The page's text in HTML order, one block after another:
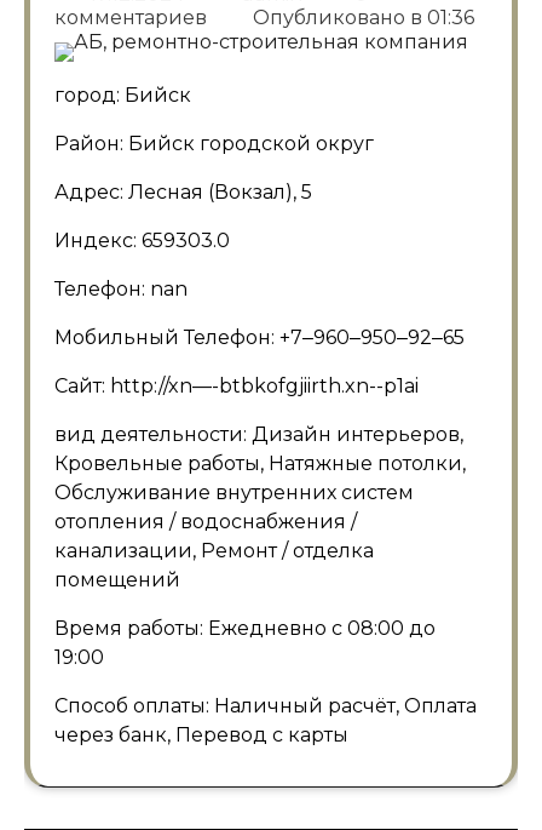
комментариев
Опубликовано в 01:36
город: Бийск
Район: Бийск городской округ
Адрес: Лесная (Вокзал), 5
Индекс: 659303.0
Телефон: nan
Мобильный Телефон: +7‒960‒950‒92‒65
Сайт: http://xn—-btbkofgjiirth.xn--p1ai
вид деятельности: Дизайн интерьеров,
Кровельные работы, Натяжные потолки,
Обслуживание внутренних систем
отопления / водоснабжения /
канализации, Ремонт / отделка
помещений
Время работы: Ежедневно с 08:00 до
19:00
Способ оплаты: Наличный расчёт, Оплата
через банк, Перевод с карты